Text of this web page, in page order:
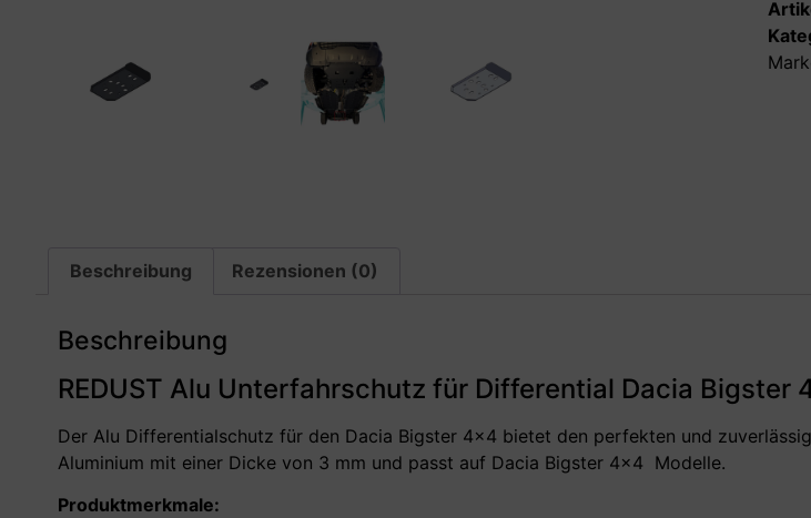
Beschreibung Rezensionen (0)
Beschreibung
REDUST Alu Unterfahrschutz für Differential Dacia Bigster
Der Alu Differentialschutz für den Dacia Bigster 4×4 bietet den perfekten und
Aluminium mit einer Dicke von 3 mm und passt auf Dacia Bigster 4×4 Modelle.
Produktmerkmale: